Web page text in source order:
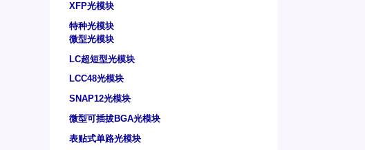
XFP光模块
特种光模块
微型光模块
LC超短型光模块
LCC48光模块
SNAP12光模块
微型可插拔BGA光模块
表贴式单路光模块